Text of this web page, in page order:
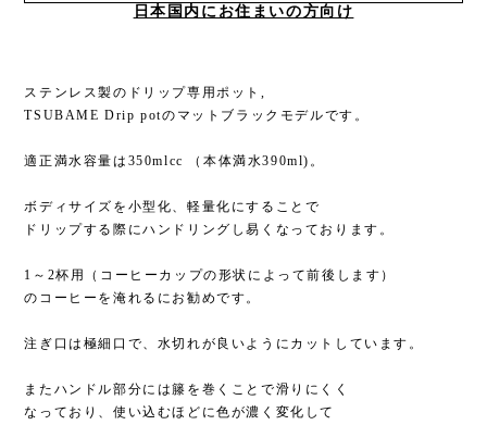
日本国内にお住まいの方向け
ステンレス製のドリップ専用ポット,
TSUBAME Drip potのマットブラックモデルです。
適正満水容量は350mlcc （本体満水390ml)。
ボディサイズを小型化、軽量化にすることで
ドリップする際にハンドリングし易くなっております。
1～2杯用（コーヒーカップの形状によって前後します）
のコーヒーを淹れるにお勧めです。
注ぎ口は極細口で、水切れが良いようにカットしています。
またハンドル部分には籐を巻くことで滑りにくく
なっており、使い込むほどに色が濃く変化して